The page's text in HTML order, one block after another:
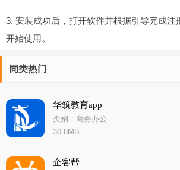
3. 安装成功后，打开软件并根据引导完成注
开始使用。
同类热门
华筑教育app
类别：商务办公
30.8MB
企客帮